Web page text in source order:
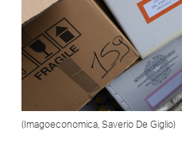
(Imagoeconomica, Saverio De Giglio)